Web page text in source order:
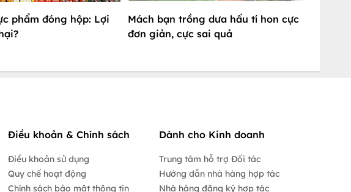
phẩm đóng hộp: Lợi
Mách bạn trồng dưa hấu tí hon cực
đơn giản, cực sai quả
Điều khoản & Chính sách
Điều khoản sử dụng
Quy chế hoạt động
Chính sách bảo mật thông tin
Dành cho Kinh doanh
Trung tâm hỗ trợ Đối tác
Hướng dẫn nhà hàng hợp tác
Nhà hàng đăng ký hợp tác